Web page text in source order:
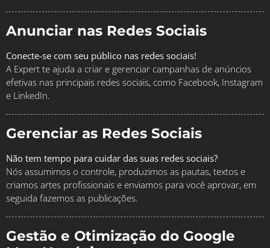
Anunciar nas Redes Sociais
Conecte-se com seu público nas redes sociais!
A Expert te ajuda a criar e gerenciar campanhas de anúncios
efetivas nas principais redes sociais, como Facebook, Instagram
e LinkedIn.
Gerenciar as Redes Sociais
Não tem tempo para cuidar das suas redes sociais?
Nós assumimos o controle, produzimos as pautas, textos e
criamos artes profissionais e enviamos para você aprovar, em
seguida fazemos as publicações.
Gestão e Otimização do Google